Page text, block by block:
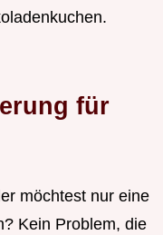
für
möchtest nur eine
Kein Problem, die